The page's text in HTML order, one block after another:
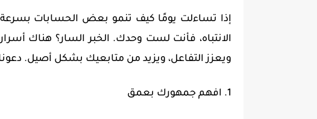
إذا تساءلت يومًا كيف تنمو بعض الحسابات
الانتباه، فأنت لست وحدك. الخبر السار؟ هناك
ويعزز التفاعل، ويزيد من متابعيك بشكل أصيل.
1. افهم جمهورك بعمق